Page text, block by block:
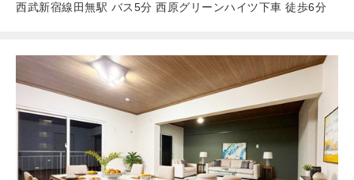
西武新宿線田無駅 バス5分 西原グリーンハイツ下車 徒歩6分